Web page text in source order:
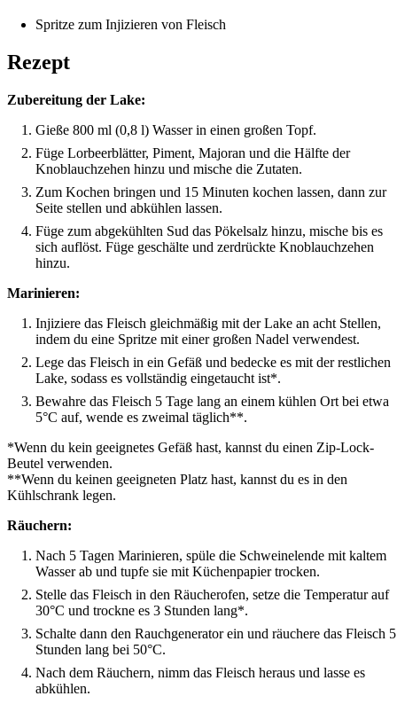
Spritze zum Injizieren von Fleisch
Rezept
Zubereitung der Lake:
Gieße 800 ml (0,8 l) Wasser in einen großen Topf.
Füge Lorbeerblätter, Piment, Majoran und die Hälfte der
Knoblauchzehen hinzu und mische die Zutaten.
Zum Kochen bringen und 15 Minuten kochen lassen, dann zur
Seite stellen und abkühlen lassen.
Füge zum abgekühlten Sud das Pökelsalz hinzu, mische bis es
sich auflöst. Füge geschälte und zerdrückte Knoblauchzehen
hinzu.
Marinieren:
Injiziere das Fleisch gleichmäßig mit der Lake an acht Stellen,
indem du eine Spritze mit einer großen Nadel verwendest.
Lege das Fleisch in ein Gefäß und bedecke es mit der restlichen
Lake, sodass es vollständig eingetaucht ist*.
Bewahre das Fleisch 5 Tage lang an einem kühlen Ort bei etwa
5°C auf, wende es zweimal täglich**.
*Wenn du kein geeignetes Gefäß hast, kannst du einen Zip-Lock-
Beutel verwenden.
**Wenn du keinen geeigneten Platz hast, kannst du es in den
Kühlschrank legen.
Räuchern:
Nach 5 Tagen Marinieren, spüle die Schweinelende mit kaltem
Wasser ab und tupfe sie mit Küchenpapier trocken.
Stelle das Fleisch in den Räucherofen, setze die Temperatur auf
30°C und trockne es 3 Stunden lang*.
Schalte dann den Rauchgenerator ein und räuchere das Fleisch 5
Stunden lang bei 50°C.
Nach dem Räuchern, nimm das Fleisch heraus und lasse es
abkühlen.